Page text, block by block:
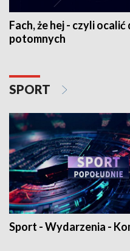
Fach, że hej - czyli ocalić
potomnych
SPORT
Sport - Wydarzenia -